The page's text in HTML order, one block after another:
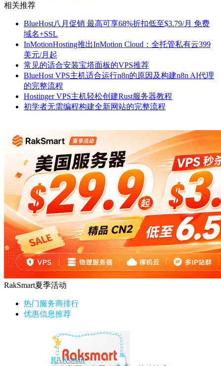
相关推荐
BlueHost八月促销 最高可享68%折扣低至$3.79/月 免费
域名+SSL
InMotionHosting推出InMotion Cloud：全托管私有云399
美元/月起
常见的适合安装宝塔面板的VPS推荐
BlueHost VPS主机适合运行n8n的原因及构建n8n AI代理
的完整流程
Hostinger VPS主机轻松创建Rust服务器教程
初学者无需编程构建全新网站的完整流程
RakSmart夏季活动
热门服务商排行
优惠信息推荐
RAKsmart